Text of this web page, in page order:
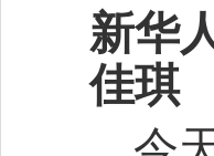
新华
佳琪